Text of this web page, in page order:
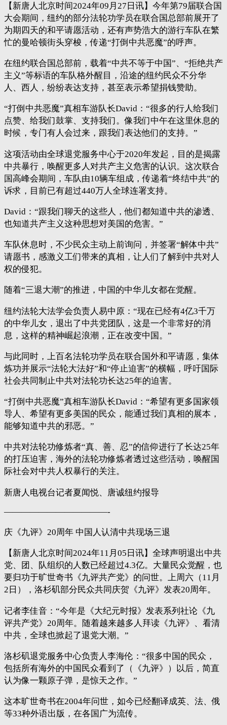
【新唐人北京时间2024年09月27日讯】今年第79届联合国
大会期间，纽约的部分法轮功学员在联合国总部前展开了
为期四天的和平请愿活动，还有声势浩大的游行车队在繁
忙的曼哈顿街头穿梭，传递“打倒中共恶魔”的呼声。
在纽约联合国总部前，载着“中共不等于中国”、“拒绝共产
主义”等标语的车队格外醒目，沿途的纽约民众不分华
人、西人，纷纷表达支持，甚至表示希望捐钱赞助。
“打倒中共恶魔”真相车游队长David：“很多的行人给我们
点赞、给我们鼓掌、支持我们。像我们中午在这里休息的
时候，专门有人会过来，跟我们表达他们的支持。”
这项活动由全球退党服务中心于2020年发起，目的是揭露
中共暴行，唤醒更多人对共产主义危害的认识。这次联合
国高峰会期间，车队由10辆车组成，传递着“终结中共”的
诉求，目前已有超过440万人全球连署支持。
David：“跟我们聊天的这些人，他们都知道中共的渗透、
也知道共产主义这种思想对美国的危害。”
车队休息时，不少民众主动上前询问，并签署“解体中共”
请愿书，感激义工们带来的真相，让人们了解到中共对人
权的侵犯。
随着“三退大潮”的推进，中国的中华儿女都在觉醒。
纽约法轮大法学会负责人易中原：“现在已经有4亿3千万
的中华儿女，退出了中共党团队，这是一个非常好的消
息，这样的精神崛起浪潮，正在改变中国。”
与此同时，上百名法轮功学员在联合国外和平请愿，集体
炼功并展示“法轮大法好”和“停止迫害”的横幅，呼吁国际
社会共同制止中共对法轮功长达25年的迫害。
“打倒中共恶魔”真相车游队长David：“希望有更多国家领
导人、希望有更多美国的民众，能通过我们真相的展本，
能够知道中共的邪恶。”
中共对法轮功修炼者“真、善、忍”的信仰进行了长达25年
的打压迫害，海外的法轮功修炼者透过这些活动，唤醒国
际社会对中共人权暴行的关注。
新唐人电视台记者夏闻悦、唐诚纽约报导
————————————-
庆《九评》20周年 中国人认清中共现场三退
【新唐人北京时间2024年11月05日讯】全球声明退出中共
党、团、队组织的人数已经超过4.3亿。大量民众觉醒，也
要归功于旷世奇书《九评共产党》的问世。上周六（11月
2日），洛杉矶部分民众共同庆贺《九评》发表20周年。
记者李佳音：“今年是《大纪元时报》发表系列社论《九
评共产党》20周年。随着越来越多人拜读《九评》、看清
中共，全球也掀起了退党大潮。”
洛杉矶退党服务中心负责人李海伦：“很多中国的民众，
包括所有海外的中国民众看到了（《九评》）以后，简直
认为像一颗原子弹，是惊天之作。”
这本旷世奇书在2004年问世，如今已经翻译成英、法、俄
等33种外语出版，在各国广为流传。